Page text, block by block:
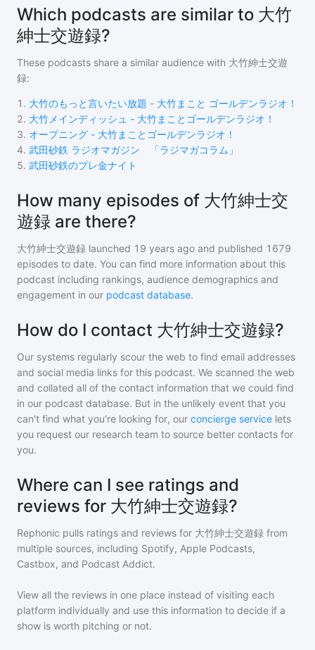
Which podcasts are similar to 大竹
紳士交遊録?
These podcasts share a similar audience with 大竹紳士交遊
録:
1 . 大竹のもっと言いたい放題 - 大竹まこと ゴールデンラジオ！
2. 大竹メインディッシュ - 大竹まことゴールデンラジオ！
3. オープニング - 大竹まことゴールデンラジオ！
4. 武田砂鉄 ラジオマガジン 「ラジマガコラム」
5. 武田砂鉄のプレ金ナイト
How many episodes of 大竹紳士交
遊録 are there?
大竹紳士交遊録 launched 19 years ago and published 1679
episodes to date. You can find more information about this
podcast including rankings, audience demographics and
engagement in our podcast database.
How do I contact 大竹紳士交遊録?
Our systems regularly scour the web to find email addresses
and social media links for this podcast. We scanned the web
and collated all of the contact information that we could find
in our podcast database. But in the unlikely event that you
can't find what you're looking for, our concierge service lets
you request our research team to source better contacts for
you.
Where can I see ratings and
reviews for 大竹紳士交遊録?
Rephonic pulls ratings and reviews for 大竹紳士交遊録 from
multiple sources, including Spotify, Apple Podcasts,
Castbox, and Podcast Addict.
View all the reviews in one place instead of visiting each
platform individually and use this information to decide if a
show is worth pitching or not.